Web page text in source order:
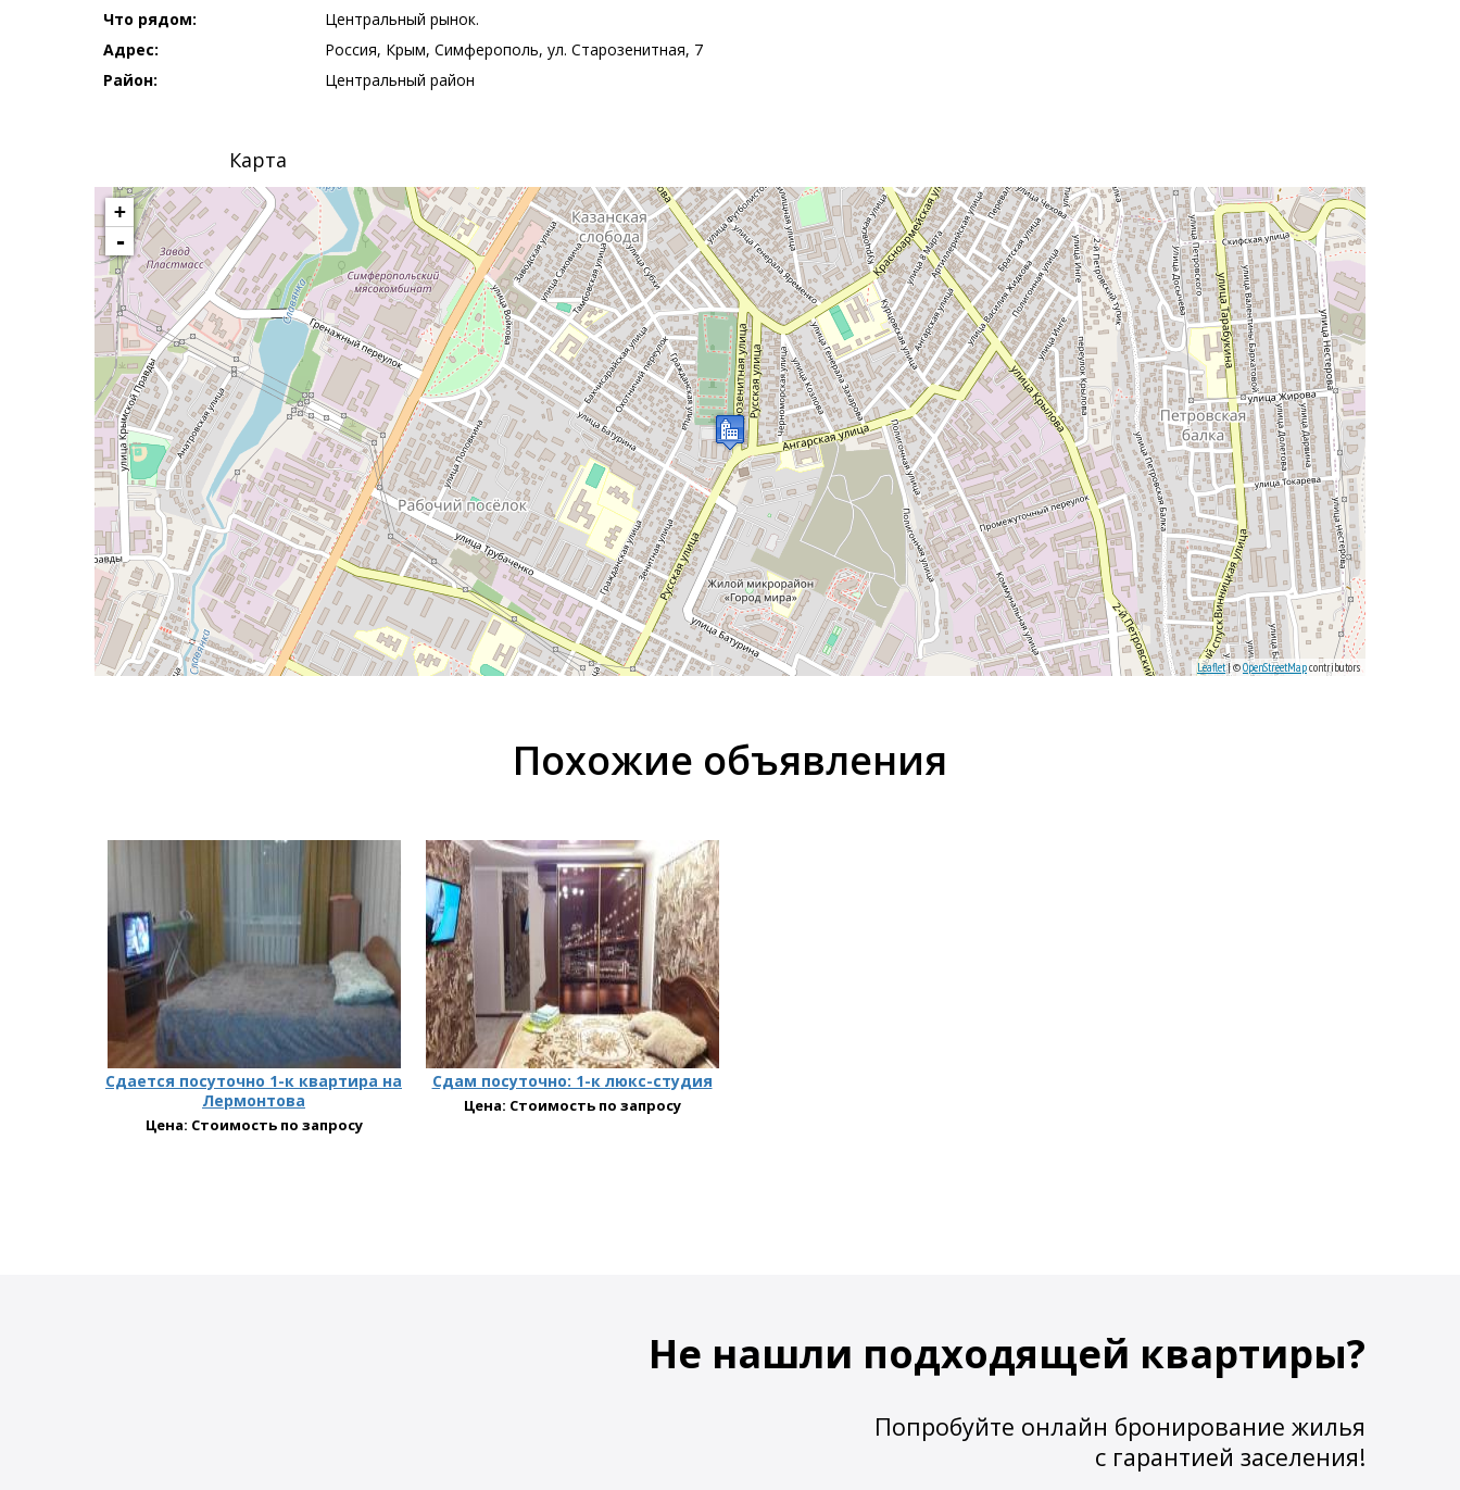
Что рядом:
Центральный рынок.
Адрес:
Россия, Крым, Симферополь, ул. Старозенитная, 7
Район:
Центральный район
Карта
+
-
Leaflet| ©OpenStreetMapcontributors
Похожие объявления
Сдается посуточно 1-к квартира на
Лермонтова
Цена: Стоимость по запросу
Сдам посуточно: 1-к люкс-студия
Цена: Стоимость по запросу
Не нашли подходящей квартиры?
Попробуйте онлайн бронирование жилья
с гарантией заселения!